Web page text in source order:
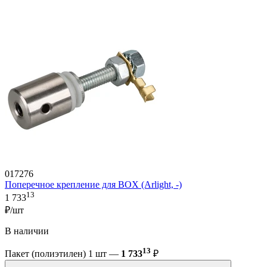
017276
Поперечное крепление для BOX (Arlight, -)
1 73313
₽/шт
В наличии
Пакет (полиэтилен) 1 шт — 1 73313 ₽